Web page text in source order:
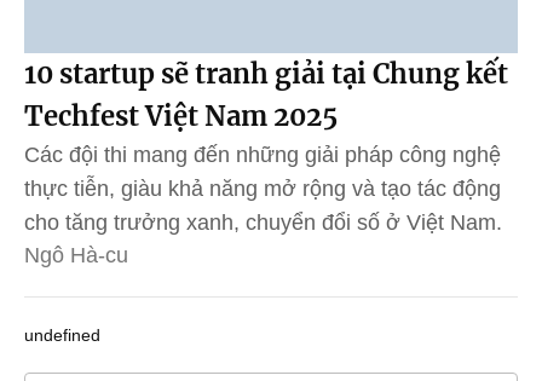
10 startup sẽ tranh giải tại Chung kết
Techfest Việt Nam 2025
Các đội thi mang đến những giải pháp công nghệ
thực tiễn, giàu khả năng mở rộng và tạo tác động
cho tăng trưởng xanh, chuyển đổi số ở Việt Nam.
Ngô Hà-cu
undefined